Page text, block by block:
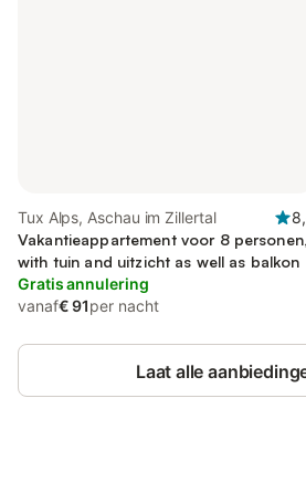
Tux Alps, Aschau im Zillertal
Vakantieappartement voor 8 personen,
with tuin and uitzicht as well as balkon
Gratis annulering
vanaf€ 91per nacht
Laat alle